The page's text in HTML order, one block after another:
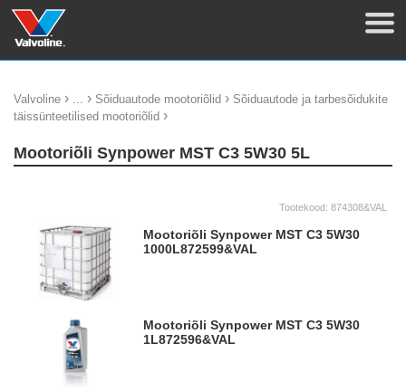
Valvoline › ... › Sõiduautode mootoriõlid › Sõiduautode ja tarbesõidukite
täissünteetilised mootoriõlid ›
Mootoriõli Synpower MST C3 5W30 5L
Tootekood: 874308&VAL
Mootoriõli Synpower MST C3 5W30
1000L872599&VAL
Mootoriõli Synpower MST C3 5W30
1L872596&VAL